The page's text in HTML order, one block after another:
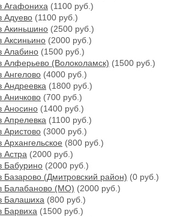
Агафониха (1100 руб.)
Адуево (1100 руб.)
Акиньшино (2500 руб.)
Аксиньино (2000 руб.)
Алабино (1500 руб.)
Алферьево (Волоколамск) (1500 руб.)
Ангелово (4000 руб.)
Андреевка (1800 руб.)
Аничково (700 руб.)
Аносино (1400 руб.)
Апрелевка (1100 руб.)
Аристово (3000 руб.)
Архангельское (800 руб.)
Астра (2000 руб.)
Бабурино (2000 руб.)
Базарово (Дмитровский район) (0 руб.)
Балабаново (МО) (2000 руб.)
Балашиха (800 руб.)
Барвиха (1500 руб.)